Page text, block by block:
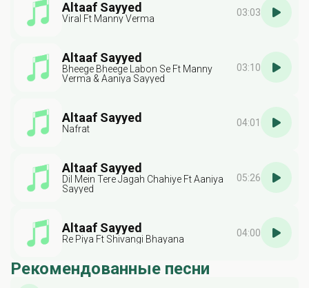
Altaaf Sayyed
Viral Ft Manny Verma
03:03
Altaaf Sayyed
Bheege Bheege Labon Se Ft Manny
Verma & Aaniya Sayyed
03:10
Altaaf Sayyed
Nafrat
04:01
Altaaf Sayyed
Dil Mein Tere Jagah Chahiye Ft Aaniya
Sayyed
05:26
Altaaf Sayyed
Re Piya Ft Shivangi Bhayana
04:00
Рекомендованные песни